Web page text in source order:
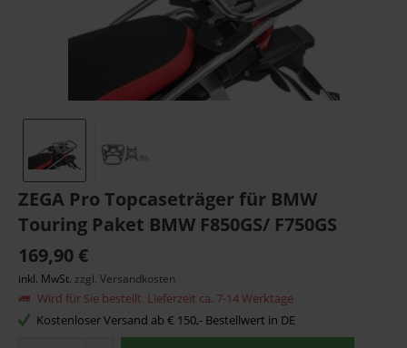
ZEGA Pro Topcaseträger für BMW
Touring Paket BMW F850GS/ F750GS
169,90 €
inkl. MwSt. zzgl. Versandkosten
Wird für Sie bestellt. Lieferzeit ca. 7-14 Werktage
Kostenloser Versand ab € 150,- Bestellwert in DE